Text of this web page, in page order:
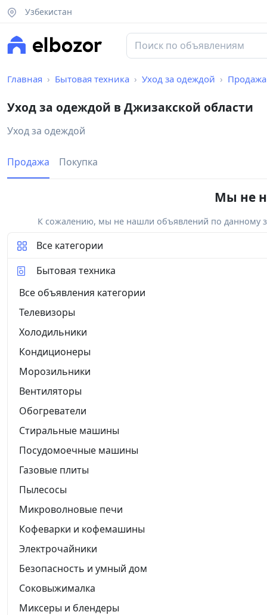
Узбекистан
Главная Бытовая техника Уход за одеждой Продажа
Уход за одеждой в Джизакской области
Уход за одеждой
Продажа Покупка
Мы не
К сожалению, мы не нашли объявлений по данному
Все категории
Бытовая техника
Все объявления категории
Телевизоры
Холодильники
Кондиционеры
Морозильники
Вентиляторы
Обогреватели
Стиральные машины
Посудомоечные машины
Газовые плиты
Пылесосы
Микроволновые печи
Кофеварки и кофемашины
Электрочайники
Безопасность и умный дом
Соковыжималка
Миксеры и блендеры